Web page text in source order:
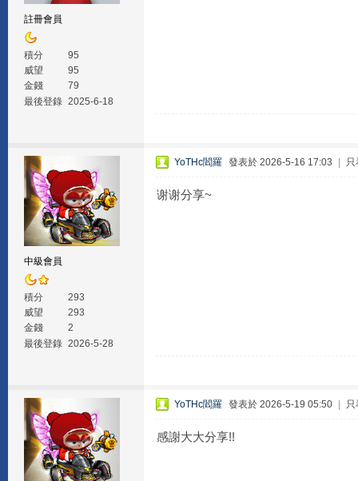
註冊會員
積分
95
威望
95
金錢
79
最後登錄 2025-6-18
中級會員
積分
293
威望
293
金錢
2
最後登錄 2026-5-28
YoTHc閻羅 發表於 2026-5-16 17:03 只
谢谢分享~
YoTHc閻羅 發表於 2026-5-19 05:50 只
感謝大大分享!!